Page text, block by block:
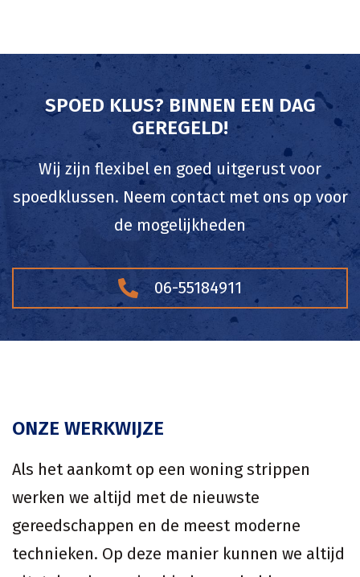
SPOED KLUS? BINNEN EEN DAG
GEREGELD!
Wij zijn flexibel en goed uitgerust voor
spoedklussen. Neem contact met ons op voor
de mogelijkheden
06-55184911
ONZE WERKWIJZE
Als het aankomt op een woning strippen
werken we altijd met de nieuwste
gereedschappen en de meest moderne
technieken. Op deze manier kunnen we altijd